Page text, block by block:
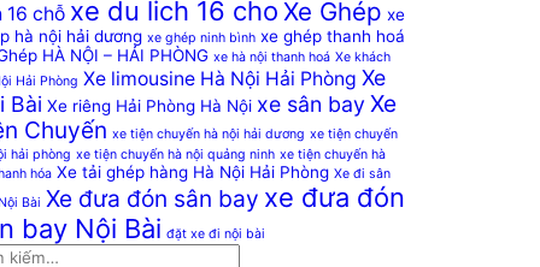
16 chỗ xe du lich 16 cho Xe Ghép xe
hà nội hải dương xe ghép ninh bình xe ghép thanh hoá
HÀ NỘI – HẢI PHÒNG xe hà nội thanh hoá Xe khách
Hải Phòng Xe limousine Hà Nội Hải Phòng Xe
Bài Xe riêng Hải Phòng Hà Nội xe sân bay Xe
Chuyến xe tiện chuyến hà nội hải dương xe tiện chuyến
hải phòng xe tiện chuyến hà nội quảng ninh xe tiện chuyến hà
hóa Xe tải ghép hàng Hà Nội Hải Phòng Xe đi sân
Bài Xe đưa đón sân bay xe đưa đón
bay Nội Bài đặt xe đi nội bài